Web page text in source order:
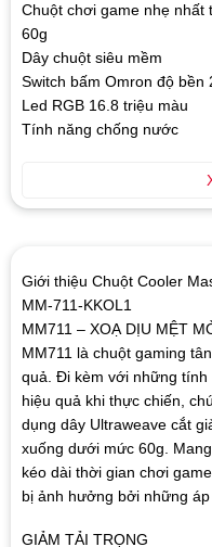
Giới thiệu Chuột Cooler
MM-711-KKOL1
MM711 – XOẠ DỊU MỆT
MM711 là chuột gaming
quả. Đi kèm với những tính
hiệu quả khi thực chiến,
dụng dây Ultraweave cắt
xuống dưới mức 60g.
kéo dài thời gian chơi
bị ảnh hưởng bởi những
GIẢM TẢI TRỌNG
Chuột chơi game nhẹ
60g
Dây chuột siêu mềm
Switch bấm Omron độ bền
Led RGB 16.8 triệu màu
Tính năng chống nước